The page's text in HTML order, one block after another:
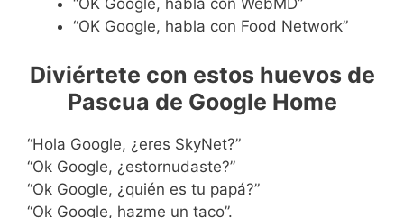
“OK Google, habla con WebMD”
“OK Google, habla con Food Network”
Diviértete con estos huevos de
Pascua de Google Home
“Hola Google, ¿eres SkyNet?”
“Ok Google, ¿estornudaste?”
“Ok Google, ¿quién es tu papá?”
“Ok Google, hazme un taco”.